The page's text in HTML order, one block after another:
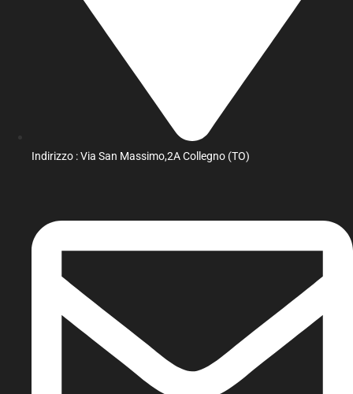
Indirizzo : Via San Massimo,2A Collegno (TO)